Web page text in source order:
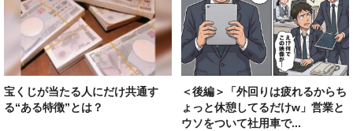
宝くじが当たる人にだけ共通す
る“ある特徴”とは？
＜後編＞「外回りは疲れるからち
ょっと休憩してるだけw」営業と
ウソをついて社用車で...